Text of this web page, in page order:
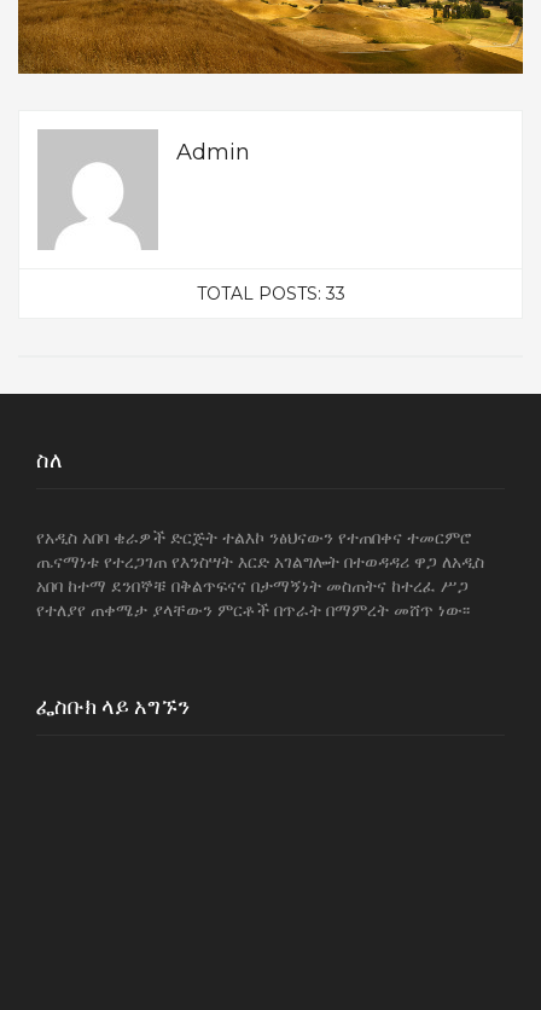
Admin
TOTAL POSTS: 33
ስለ
የአዲስ አበባ ቄራዎች ድርጅት ተልእኮ ንፅህናውን የተጠበቀና ተመርምሮ
ጤናማነቱ የተረጋገጠ የእንስሣት እርድ አገልግሎት በተወዳዳሪ ዋጋ ለአዲስ
አበባ ከተማ ደንበኞቹ በቅልጥፍናና በታማኝነት መስጠትና ከተረፈ ሥጋ
የተለያየ ጠቀሜታ ያላቸውን ምርቶች በጥራት በማምረት መሸጥ ነው፡፡
ፌስቡክ ላይ አግኙን